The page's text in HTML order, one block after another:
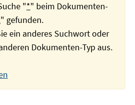
"*" beim Dokumenten-
" gefunden.
ein anderes Suchwort oder
Dokumenten-Typ aus.